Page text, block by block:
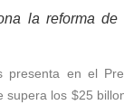
la reforma de
presenta en el
supera los $25